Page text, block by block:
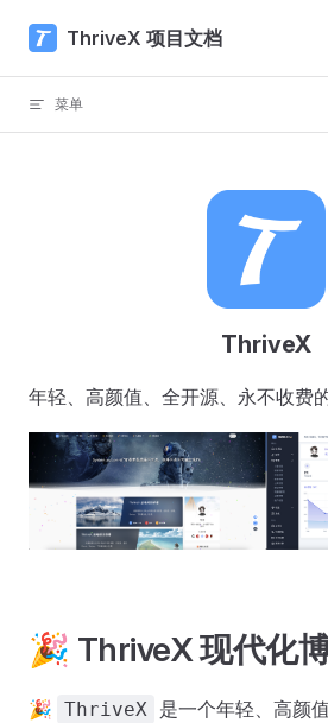
Skip to content
ThriveX 项目文档
菜单
ThriveX
年轻、高颜值、全开源、永不收费
🎉 ThriveX 现代化
🎉 ThriveX 是一个年轻、高颜